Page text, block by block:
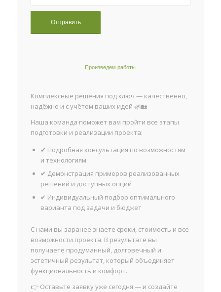
Произведем работы
Комплексные решения под ключ — качественно,
надёжно и с учётом ваших идей 🌿🏡
Наша команда поможет вам пройти все этапы
подготовки и реализации проекта:
✔ Подробная консультация по возможностям
и технологиям
✔ Демонстрация примеров реализованных
решений и доступных опций
✔ Индивидуальный подбор оптимального
варианта под задачи и бюджет
С нами вы заранее знаете сроки, стоимость и все
возможности проекта. В результате вы
получаете продуманный, долговечный и
эстетичный результат, который объединяет
функциональность и комфорт.
👉 Оставьте заявку уже сегодня — и создайте